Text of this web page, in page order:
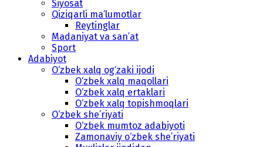
Siyosat
Qiziqarli ma’lumotlar
Reytinglar
Madaniyat va san’at
Sport
Adabiyot
O‘zbek xalq og‘zaki ijodi
O‘zbek xalq maqollari
O‘zbek xalq ertaklari
O‘zbek xalq topishmoqlari
O‘zbek she’riyati
O‘zbek mumtoz adabiyoti
Zamonaviy o‘zbek she’riyati